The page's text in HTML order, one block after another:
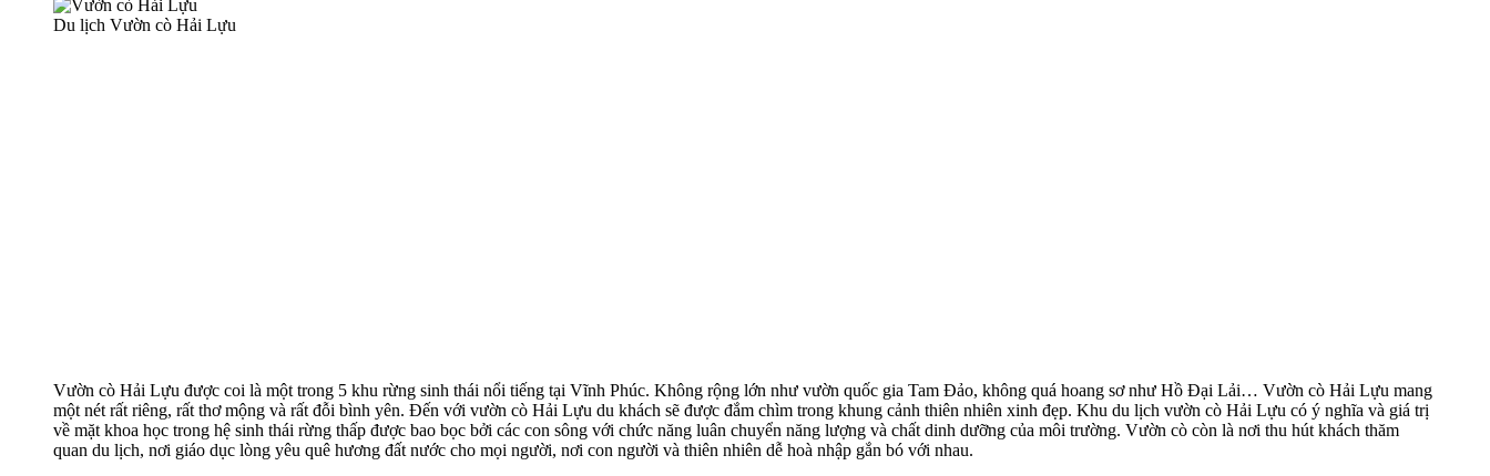
Du lịch Vườn cò Hải Lựu
Vườn cò Hải Lựu được coi là một trong 5 khu rừng sinh thái nổi tiếng tại Vĩnh Phúc. Không rộng lớn như vườn quốc gia Tam Đảo, không quá hoang sơ như Hồ Đại Lải… Vườn cò Hải Lựu mang
một nét rất riêng, rất thơ mộng và rất đỗi bình yên. Đến với vườn cò Hải Lựu du khách sẽ được đắm chìm trong khung cảnh thiên nhiên xinh đẹp. Khu du lịch vườn cò Hải Lựu có ý nghĩa và giá trị
về mặt khoa học trong hệ sinh thái rừng thấp được bao bọc bởi các con sông với chức năng luân chuyển năng lượng và chất dinh dưỡng của môi trường. Vườn cò còn là nơi thu hút khách thăm
quan du lịch, nơi giáo dục lòng yêu quê hương đất nước cho mọi người, nơi con người và thiên nhiên dễ hoà nhập gắn bó với nhau.